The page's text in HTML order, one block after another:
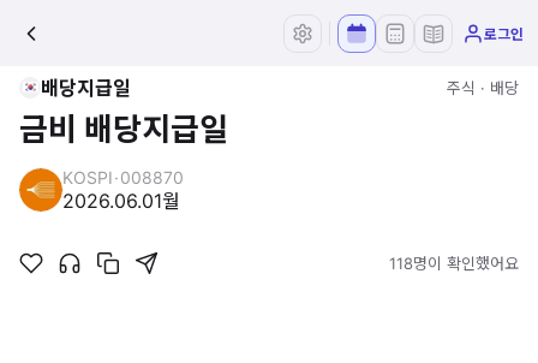
로그인
배당지급일 주식 · 배당
금비 배당지급일
KOSPI·008870
2026.06.01월
118명이 확인했어요